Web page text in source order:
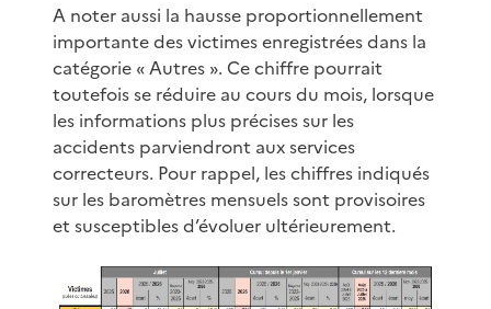
A noter aussi la hausse proportionnellement
importante des victimes enregistrées dans la
catégorie « Autres ». Ce chiffre pourrait
toutefois se réduire au cours du mois, lorsque
les informations plus précises sur les
accidents parviendront aux services
correcteurs. Pour rappel, les chiffres indiqués
sur les baromètres mensuels sont provisoires
et susceptibles d’évoluer ultérieurement.